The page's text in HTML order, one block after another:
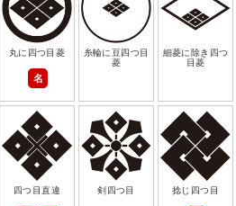
丸に四つ目菱
名
糸輪に豆四つ目
菱
細菱に除き四つ
目菱
四つ目直違 剣四つ目 捻じ四つ目